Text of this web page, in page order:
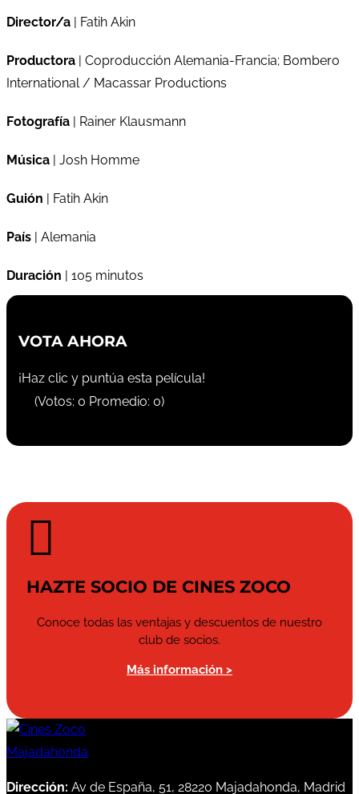
Director/a | Fatih Akin
Productora | Coproducción Alemania-Francia; Bombero
International / Macassar Productions
Fotografía | Rainer Klausmann
Música | Josh Homme
Guión | Fatih Akin
País | Alemania
Duración | 105 minutos
VOTA AHORA
¡Haz clic y puntúa esta película!
(Votos: 0 Promedio: 0)

HAZTE SOCIO DE CINES ZOCO
Conoce todas las ventajas y descuentos de nuestro
club de socios.
Más información >
Dirección: Av de España, 51, 28220 Majadahonda, Madrid